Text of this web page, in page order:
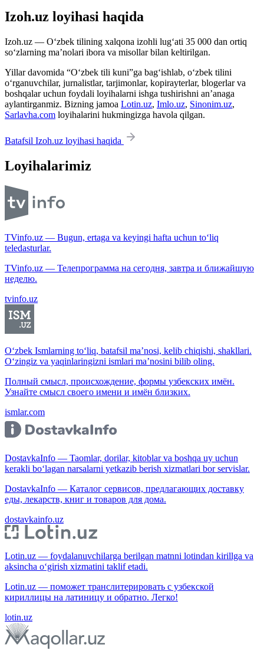
Izoh.uz loyihasi haqida
Izoh.uz — O‘zbek tilining xalqona izohli lug‘ati 35 000 dan ortiq
so‘zlarning ma’nolari ibora va misollar bilan keltirilgan.
Yillar davomida “O‘zbek tili kuni”ga bag‘ishlab, o‘zbek tilini
o‘rganuvchilar, jurnalistlar, tarjimonlar, kopirayterlar, blogerlar va
boshqalar uchun foydali loyihalarni ishga tushirishni an’anaga
aylantirganmiz. Bizning jamoa Lotin.uz, Imlo.uz, Sinonim.uz,
Sarlavha.com loyihalarini hukmingizga havola qilgan.
Batafsil Izoh.uz loyihasi haqida
Loyihalarimiz
TVinfo.uz — Bugun, ertaga va keyingi hafta uchun to‘liq
teledasturlar.
TVinfo.uz — Телепрограмма на сегодня, завтра и ближайшую
неделю.
tvinfo.uz
O‘zbek Ismlarning to‘liq, batafsil ma’nosi, kelib chiqishi, shakllari.
O‘zingiz va yaqinlaringizni ismlari ma’nosini bilib oling.
Полный смысл, происхождение, формы узбекских имён.
Узнайте смысл своего имени и имён близких.
ismlar.com
DostavkaInfo — Taomlar, dorilar, kitoblar va boshqa uy uchun
kerakli bo‘lagan narsalarni yetkazib berish xizmatlari bor servislar.
DostavkaInfo — Каталог сервисов, предлагающих доставку
еды, лекарств, книг и товаров для дома.
dostavkainfo.uz
Lotin.uz — foydalanuvchilarga berilgan matnni lotindan kirillga va
aksincha o‘girish xizmatini taklif etadi.
Lotin.uz — поможет транслитерировать с узбекской
кириллицы на латиницу и обратно. Легко!
lotin.uz